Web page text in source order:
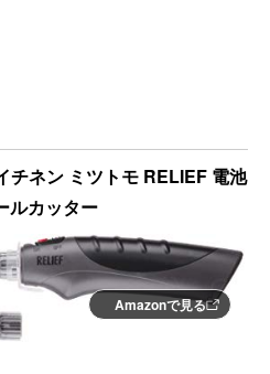
チネン ミツトモ RELIEF 電池
ルカッター
Amazonで見る